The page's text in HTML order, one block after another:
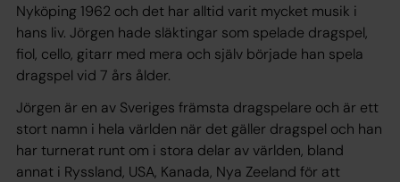
Nyköping 1962 och det har alltid varit mycket musik i
hans liv. Jörgen hade släktingar som spelade dragspel,
fiol, cello, gitarr med mera och själv började han spela
dragspel vid 7 års ålder.
Jörgen är en av Sveriges främsta dragspelare och är ett
stort namn i hela världen när det gäller dragspel och han
har turnerat runt om i stora delar av världen, bland
annat i Ryssland, USA, Kanada, Nya Zeeland för att